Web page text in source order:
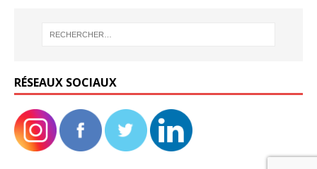
RÉSEAUX SOCIAUX